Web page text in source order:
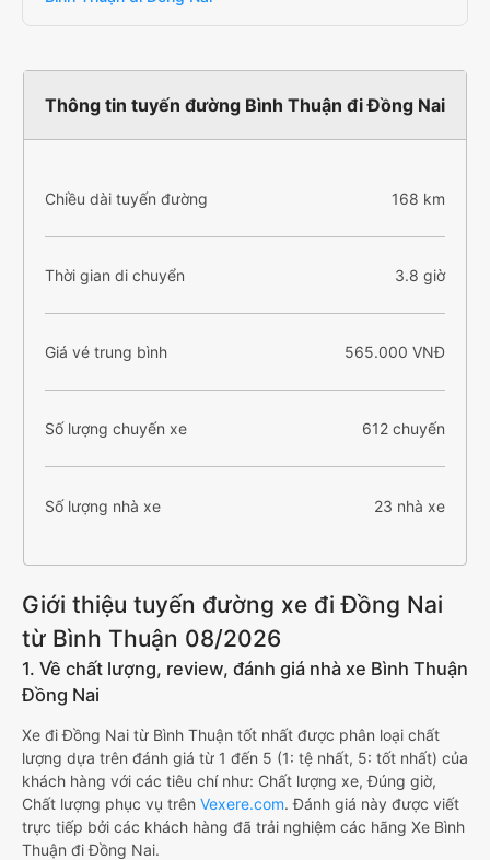
Thông tin tuyến đường Bình Thuận đi Đồng Nai
Chiều dài tuyến đường 168 km
Thời gian di chuyển 3.8 giờ
Giá vé trung bình 565.000 VNĐ
Số lượng chuyến xe 612 chuyến
Số lượng nhà xe 23 nhà xe
Giới thiệu tuyến đường xe đi Đồng Nai
từ Bình Thuận 08/2026
1. Về chất lượng, review, đánh giá nhà xe Bình Thuận
Đồng Nai
Xe đi Đồng Nai từ Bình Thuận tốt nhất được phân loại chất
lượng dựa trên đánh giá từ 1 đến 5 (1: tệ nhất, 5: tốt nhất) của
khách hàng với các tiêu chí như: Chất lượng xe, Đúng giờ,
Chất lượng phục vụ trên Vexere.com. Đánh giá này được viết
trực tiếp bởi các khách hàng đã trải nghiệm các hãng Xe Bình
Thuận đi Đồng Nai.